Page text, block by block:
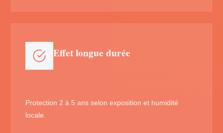
Effet longue durée
Protection 2 à 5 ans selon exposition et humidité
locale.